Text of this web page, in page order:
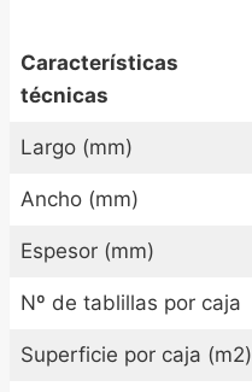
Características
técnicas
Largo (mm)
Ancho (mm)
Espesor (mm)
Nº de tablillas por caja
Superficie por caja (m2)